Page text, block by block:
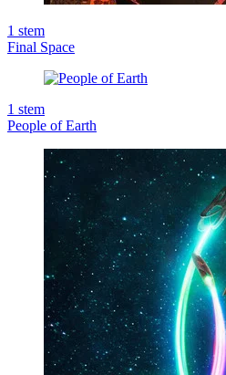
1 stem
Final Space
1 stem
People of Earth